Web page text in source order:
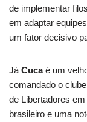
de implementar
em adaptar
um fator decisivo
Já Cucaé um
comandado o
de Libertadores
brasileiro e uma